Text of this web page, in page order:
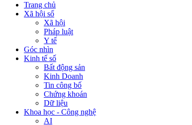
Trang chủ
Xã hội số
Xã hội
Pháp luật
Y tế
Góc nhìn
Kinh tế số
Bất động sản
Kinh Doanh
Tin công bố
Chứng khoán
Dữ liệu
Khoa học - Công nghệ
AI